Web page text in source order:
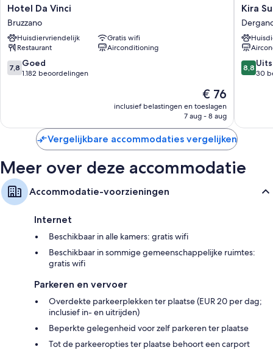
Overige voorzieningen zijn o.a.:
Gratis baby-/kinderbedjes en babyreisbedjes
Badkamers met douches en bidets
Flatscreentelevisies van 40 inch met premium tv-zenders
Dagelijkse schoonmaakservice, bureaus en telefoons
Hotel
Da
Vinci
Bruzzano
Hotel Da Vinci
Bruzzano
Huisdiervriendelijk
Gratis wifi
Restaurant
Airconditioning
7.8
van
7,8 Goed
1.182 beoordelingen
De
prijs
is
€ 76
inclusief belastingen en toeslagen
7 aug - 8 aug
Kira
Suites
Hotel
Milano
Kira
8.8
van
8,8
30
Vergelijkbare accommodaties vergelijken
Meer over deze accommodatie
Accommodatie-voorzieningen
Internet
Beschikbaar in alle kamers: gratis wifi
Beschikbaar in sommige gemeenschappelijke ruimtes:
gratis wifi
Parkeren en vervoer
Overdekte parkeerplekken ter plaatse (EUR 20 per dag;
inclusief in- en uitrijden)
Beperkte gelegenheid voor zelf parkeren ter plaatse
Tot de parkeeropties ter plaatse behoort een carport